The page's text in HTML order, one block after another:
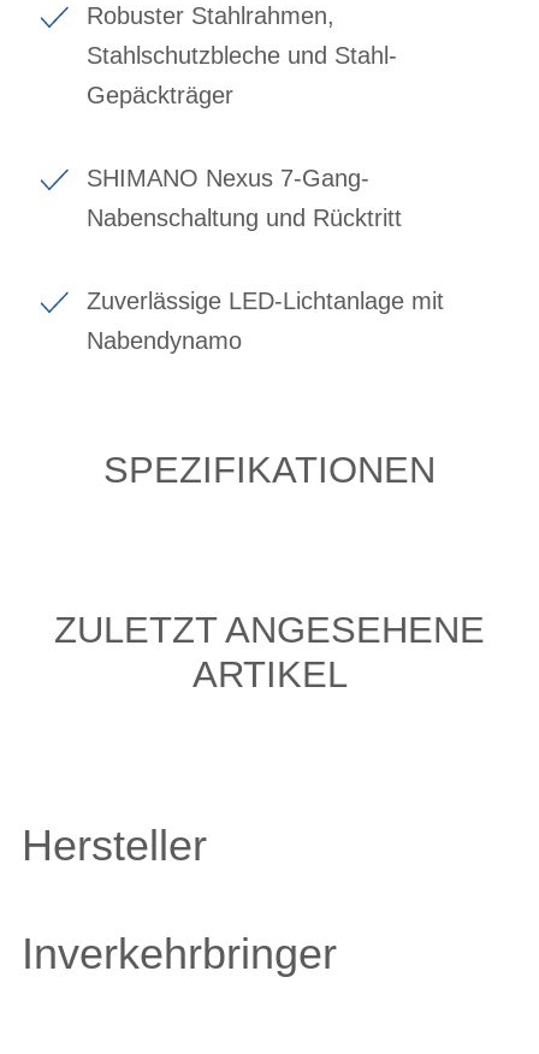
Robuster Stahlrahmen,
Stahlschutzbleche und Stahl-
Gepäckträger
SHIMANO Nexus 7-Gang-
Nabenschaltung und Rücktritt
Zuverlässige LED-Lichtanlage mit
Nabendynamo
SPEZIFIKATIONEN
ZULETZT ANGESEHENE
ARTIKEL
Hersteller
Inverkehrbringer